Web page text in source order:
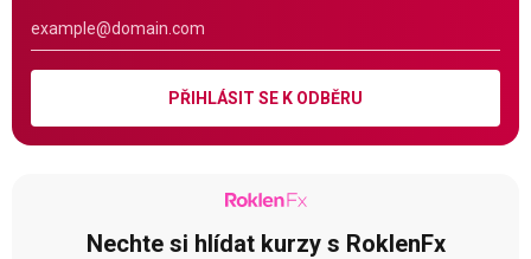
PŘIHLÁSIT SE K ODBĚRU
Nechte si hlídat kurzy s RoklenFx